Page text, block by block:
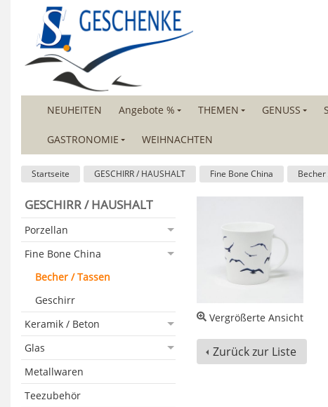
NEUHEITEN Angebote % THEMEN GENUSS
GASTRONOMIE WEIHNACHTEN
Startseite GESCHIRR / HAUSHALT Fine Bone China
GESCHIRR / HAUSHALT
Porzellan
Fine Bone China
Becher / Tassen
Geschirr
Keramik / Beton
Glas
Metallwaren
Teezubehör
Vergrößerte Ansicht
Zurück zur Liste